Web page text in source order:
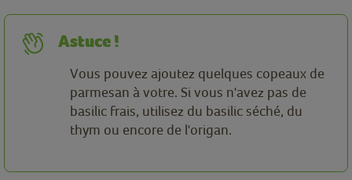
Astuce !
Vous pouvez ajoutez quelques copeaux de
parmesan à votre. Si vous n'avez pas de
basilic frais, utilisez du basilic séché, du
thym ou encore de l'origan.